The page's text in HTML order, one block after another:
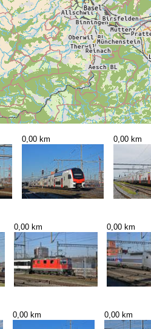
0,00 km 0,00 km
0,00 km 0,00 km
0,00 km 0,00 km